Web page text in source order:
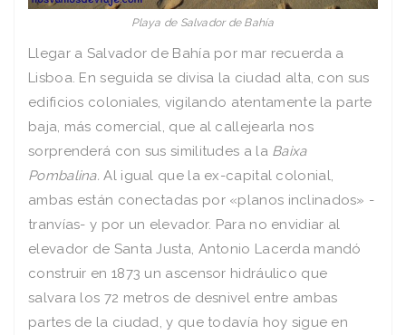
Playa de Salvador de Bahía
Llegar a Salvador de Bahía por mar recuerda a
Lisboa. En seguida se divisa la ciudad alta, con sus
edificios coloniales, vigilando atentamente la parte
baja, más comercial, que al callejearla nos
sorprenderá con sus similitudes a la Baixa
Pombalina. Al igual que la ex-capital colonial,
ambas están conectadas por «planos inclinados» -
tranvías- y por un elevador. Para no envidiar al
elevador de Santa Justa, Antonio Lacerda mandó
construir en 1873 un ascensor hidráulico que
salvara los 72 metros de desnivel entre ambas
partes de la ciudad, y que todavía hoy sigue en